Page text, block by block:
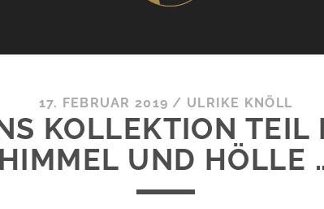
17. FEBRUAR 2019 / ULRIKE KNÖLL
KOLLEKTION
HIMMEL UND HÖLLE